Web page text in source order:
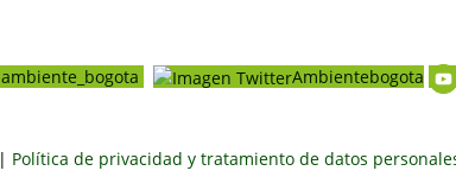
ambiente_bogota Ambientebogota
| Política de privacidad y tratamiento de datos